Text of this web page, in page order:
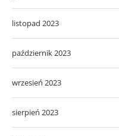
listopad 2023
październik 2023
wrzesień 2023
sierpień 2023